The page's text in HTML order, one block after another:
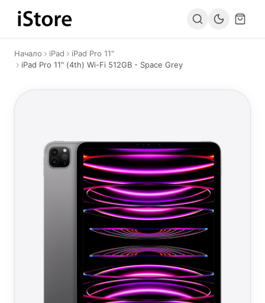
Към съдържанието
Начало iPad
iPad Pro 11"
iPad Pro 11" (4th) Wi-Fi 512GB - Space Grey